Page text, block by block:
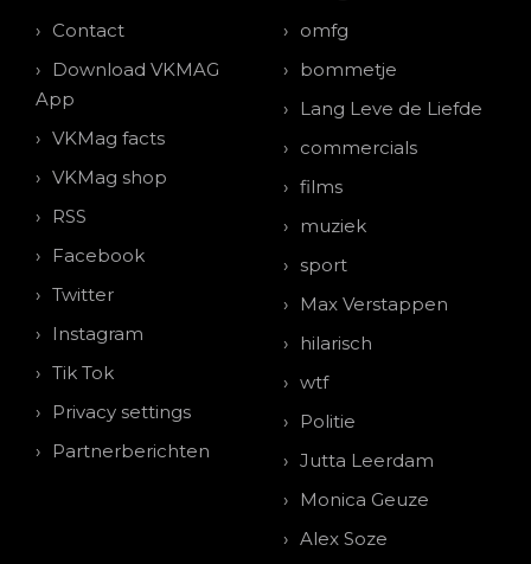
Contact
Download VKMAG
App
VKMag facts
VKMag shop
RSS
Facebook
Twitter
Instagram
Tik Tok
Privacy settings
Partnerberichten
omfg
bommetje
Lang Leve de Liefde
commercials
films
muziek
sport
Max Verstappen
hilarisch
wtf
Politie
Jutta Leerdam
Monica Geuze
Alex Soze